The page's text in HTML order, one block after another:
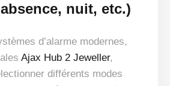
nuit, etc.)
d’alarme modernes,
Ajax Hub 2 Jeweller,
différents modes